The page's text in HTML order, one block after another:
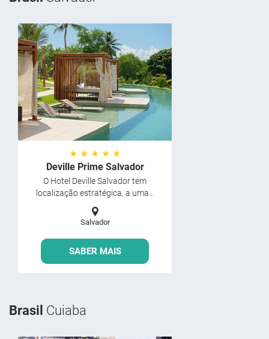
★ ★ ★ ★ ★
Deville Prime Salvador
O Hotel Deville Salvador tem
localização estratégica, a uma...
Salvador
SABER MAIS
Brasil Cuiaba